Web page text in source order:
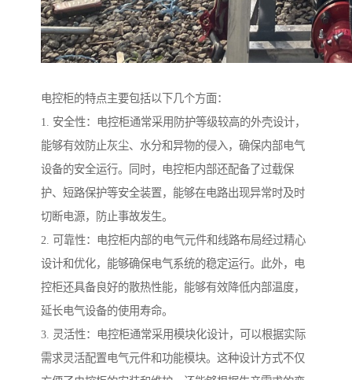
电控柜的特点主要包括以下几个方面：
1. 安全性：电控柜通常采用防护等级较高的外壳设计，
能够有效防止灰尘、水分和异物的侵入，确保内部电气
设备的安全运行。同时，电控柜内部还配备了过载保
护、短路保护等安全装置，能够在电路出现异常时及时
切断电源，防止事故发生。
2. 可靠性：电控柜内部的电气元件和线路布局经过精心
设计和优化，能够确保电气系统的稳定运行。此外，电
控柜还具备良好的散热性能，能够有效降低内部温度，
延长电气设备的使用寿命。
3. 灵活性：电控柜通常采用模块化设计，可以根据实际
需求灵活配置电气元件和功能模块。这种设计方式不仅